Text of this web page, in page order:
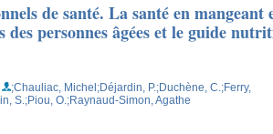
de santé. La santé en mangeant
personnes âgées et le guide
;Chauliac, Michel;Déjardin, P.;Duchène, C. ;Ferry,
S. ;Piou, O. ;Raynaud-Simon, Agathe